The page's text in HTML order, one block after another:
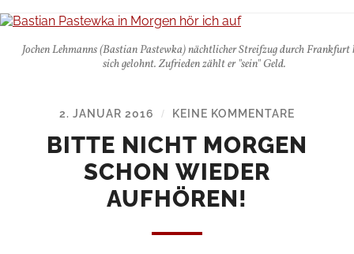
Jochen Lehmanns (Bastian Pastewka) nächtlicher Streifzug durch Frankfurt
sich gelohnt. Zufrieden zählt er "sein" Geld.
2. JANUAR 2016 / KEINE KOMMENTARE
BITTE NICHT MORGEN
SCHON WIEDER
AUFHÖREN!